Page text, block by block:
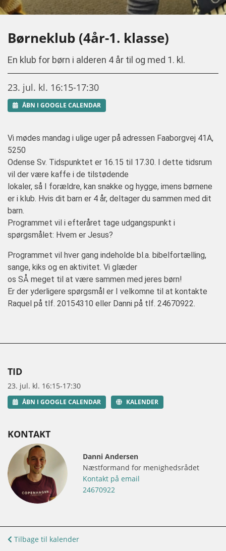
TID
23. jul. kl. 16:15-17:30
ÅBN I GOOGLE CALENDAR KALENDER
KONTAKT
Danni Andersen
Næstformand for menighedsrådet
Kontakt på email
24670922
Børneklub (4år-1. klasse)
En klub for børn i alderen 4 år til og med 1. kl.
23. jul. kl. 16:15-17:30
ÅBN I GOOGLE CALENDAR
Vi mødes mandag i ulige uger på adressen Faaborgvej 41A,
5250
Odense Sv. Tidspunktet er 16.15 til 17.30. I dette tidsrum
vil der være kaffe i de tilstødende
lokaler, så I forældre, kan snakke og hygge, imens børnene
er i klub. Hvis dit barn er 4 år, deltager du sammen med dit
barn.
Programmet vil i efteråret tage udgangspunkt i
spørgsmålet: Hvem er Jesus?
Programmet vil hver gang indeholde bl.a. bibelfortælling,
sange, kiks og en aktivitet. Vi glæder
os SÅ meget til at være sammen med jeres børn!
Er der yderligere spørgsmål er I velkomne til at kontakte
Raquel på tlf. 20154310 eller Danni på tlf. 24670922.
Tilbage til kalender